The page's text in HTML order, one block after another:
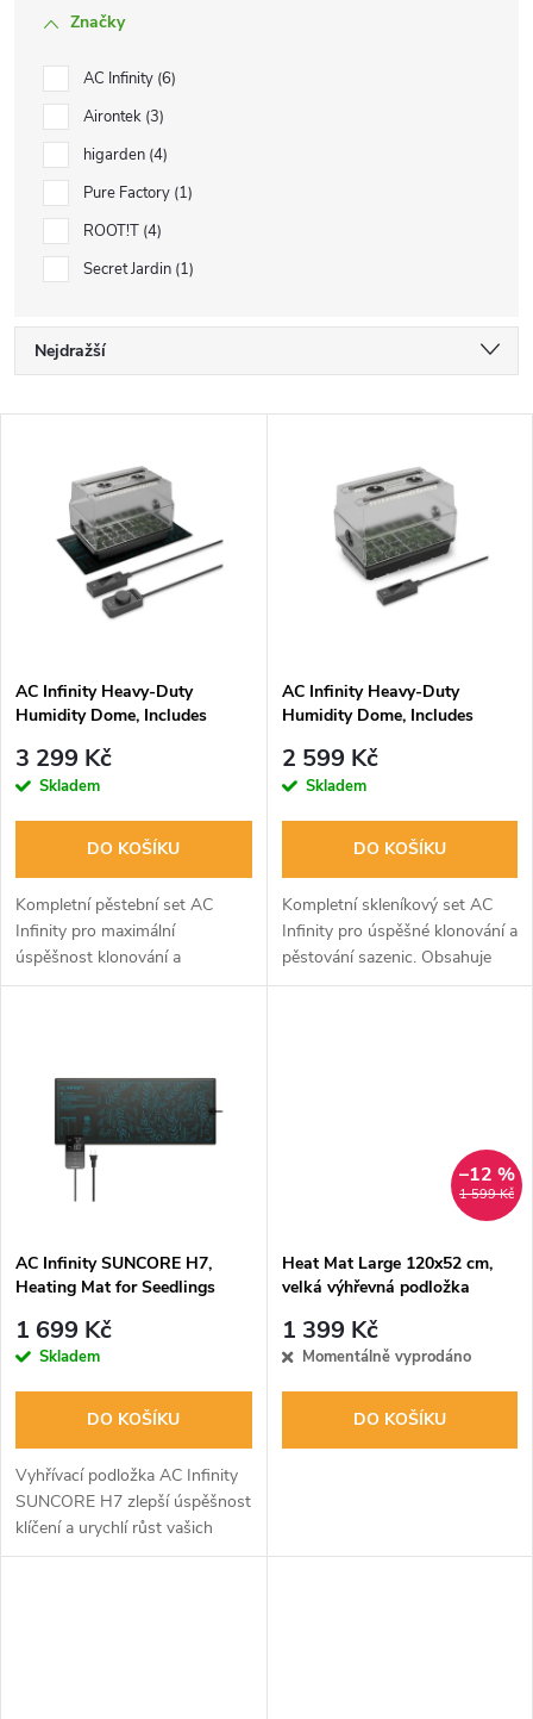
Značky
AC Infinity 6
Airontek 3
higarden 4
Pure Factory 1
ROOT!T 4
Secret Jardin 1
Ř
a
p
r
o
d
u
Nejdražší
Abecedně
s
p
r
d
u
AC Infinity Heavy-Duty
Humidity Dome, Includes
Lighting 20W, 20.3x12.7cm
3 299 Kč
Skladem
DO KOŠÍKU
Kompletní pěstební set AC
Infinity pro maximální
úspěšnost klonování a
předpěstování sazenic.
AC Infinity Heavy-Duty
Humidity Dome, Includes
Lighting 28W, 36x23cm
2 599 Kč
Skladem
DO KOŠÍKU
Kompletní skleníkový set AC
Infinity pro úspěšné klonování a
pěstování sazenic. Obsahuje
odolné víko s regulací vlhkosti,
AC Infinity SUNCORE H7,
Heating Mat for Seedlings
Controller, 52.7cm x 121.9cm
1 699 Kč
Skladem
DO KOŠÍKU
Vyhřívací podložka AC Infinity
SUNCORE H7 zlepší úspěšnost
klíčení a urychlí růst vašich
sazenic. Díky digitálnímu
1 599 Kč
–12 %
Heat Mat Large 120x52 cm,
velká výhřevná podložka
1 399 Kč
Momentálně vyprodáno
DO KOŠÍKU